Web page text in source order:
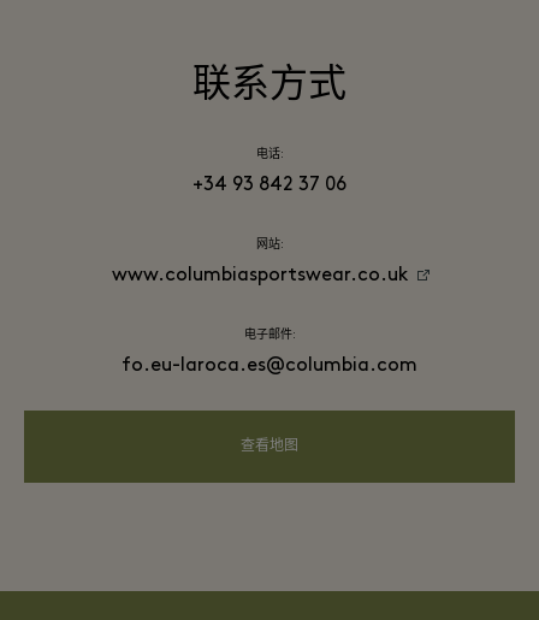
联系方式
电话:
+34 93 842 37 06
网站:
www.columbiasportswear.co.uk
电子邮件:
fo.eu-laroca.es@columbia.com
查看地图